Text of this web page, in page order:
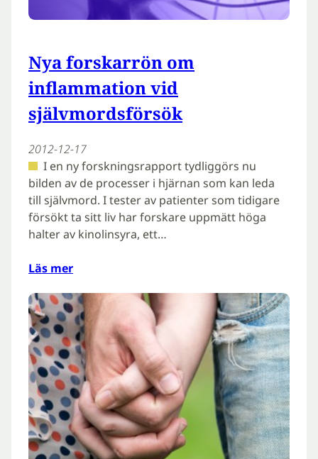
Nya forskarrön om
inflammation vid
självmordsförsök
2012-12-17
I en ny forskningsrapport tydliggörs nu
bilden av de processer i hjärnan som kan leda
till självmord. I tester av patienter som tidigare
försökt ta sitt liv har forskare uppmätt höga
halter av kinolinsyra, ett…
Läs mer